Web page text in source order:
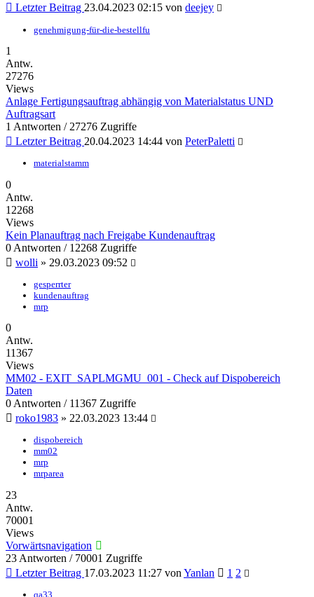
Letzter Beitrag 23.04.2023 02:15 von deejey
genehmigung-für-die-bestellfu
1
Antw.
27276
Views
Anlage Fertigungsauftrag abhängig von Materialstatus UND
Auftragsart
1 Antworten / 27276 Zugriffe
Letzter Beitrag 20.04.2023 14:44 von PeterPaletti
materialstamm
0
Antw.
12268
Views
Kein Planauftrag nach Freigabe Kundenauftrag
0 Antworten / 12268 Zugriffe
wolli » 29.03.2023 09:52
gesperrter
kundenauftrag
mrp
0
Antw.
11367
Views
MM02 - EXIT_SAPLMGMU_001 - Check auf Dispobereich
Daten
0 Antworten / 11367 Zugriffe
roko1983 » 22.03.2023 13:44
dispobereich
mm02
mrp
mrparea
23
Antw.
70001
Views
Vorwärtsnavigation
23 Antworten / 70001 Zugriffe
Letzter Beitrag 17.03.2023 11:27 von Yanlan 1 2
qa33